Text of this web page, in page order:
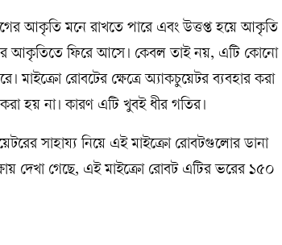
আকৃতি মনে রাখতে পারে এবং উত্তপ্ত হয়ে আকৃতি
আকৃতিতে ফিরে আসে। কেবল তাই নয়, এটি কোনো
মাইক্রো রোবটের ক্ষেত্রে অ্যাকচুয়েটর ব্যবহার করা
হয় না। কারণ এটি খুবই ধীর গতির।
সাহায্য নিয়ে এই মাইক্রো রোবটগুলোর ডানা
দেখা গেছে, এই মাইক্রো রোবট এটির ভরের ১৫০